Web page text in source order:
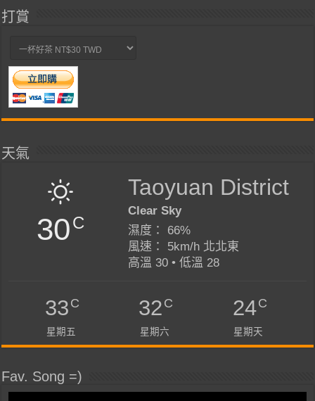
打賞
天氣
30C
Taoyuan District
Clear Sky
濕度： 66%
風速： 5km/h 北北東
高溫 30 • 低溫 28
33C
星期五
32C
星期六
24C
星期天
Fav. Song =)